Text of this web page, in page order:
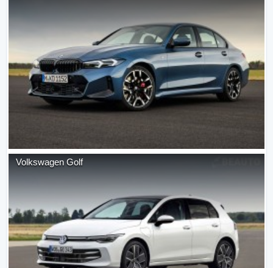
Volkswagen Golf